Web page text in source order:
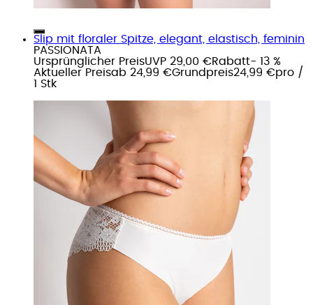
Slip mit floraler Spitze, elegant, elastisch, feminin
PASSIONATA
Ursprünglicher PreisUVP 29,00 €Rabatt- 13 %
Aktueller Preisab 24,99 €Grundpreis24,99 €pro /
1 Stk